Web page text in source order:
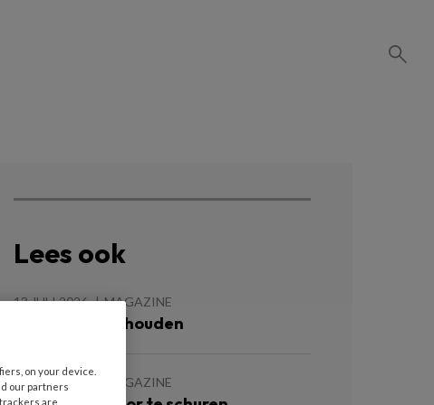
Lees ook
13 JULI 2026 MAGAZINE
Creatief boekhouden
13 JULI 2026 MAGAZINE
on your device.
our partners
are